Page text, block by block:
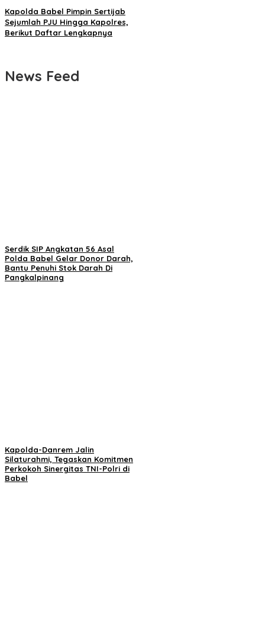
Kapolda Babel Pimpin Sertijab
Sejumlah PJU Hingga Kapolres,
Berikut Daftar Lengkapnya
News Feed
Serdik SIP Angkatan 56 Asal
Polda Babel Gelar Donor Darah,
Bantu Penuhi Stok Darah Di
Pangkalpinang
Kapolda-Danrem Jalin
Silaturahmi, Tegaskan Komitmen
Perkokoh Sinergitas TNI-Polri di
Babel